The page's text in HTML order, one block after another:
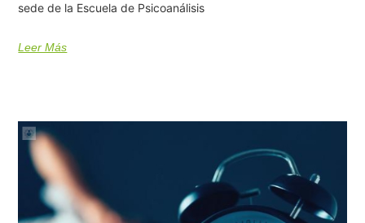
sede de la Escuela de Psicoanálisis
Leer Más